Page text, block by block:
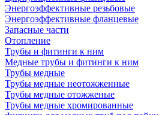
Энергоэффективные резьбовые
Энергоэффективные фланцевые
Запасные части
Отопление
Трубы и фитинги к ним
Медные трубы и фитинги к ним
Трубы медные
Трубы медные неотожженные
Трубы медные отожженые
Трубы медные хромированные